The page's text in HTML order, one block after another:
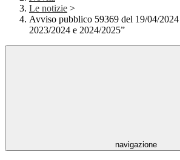
Le notizie >
Avviso pubblico 59369 del 19/04/2024
2023/2024 e 2024/2025”
navigazione